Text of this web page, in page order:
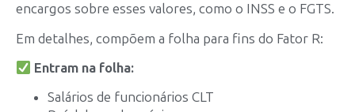
encargos sobre esses valores, como o INSS e o FGTS.
Em detalhes, compõem a folha para fins do Fator R:
Entram na folha:
Salários de funcionários CLT